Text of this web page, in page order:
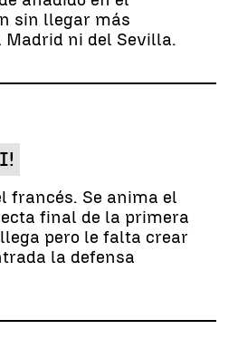
sin llegar más
Madrid ni del Sevilla.
francés. Se anima el
final de la primera
pero le falta crear
la defensa